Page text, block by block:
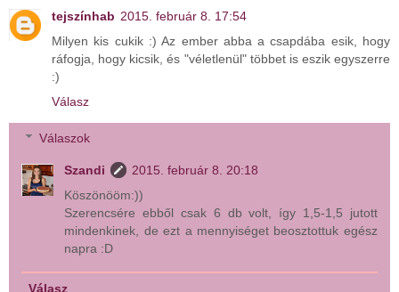
tejszínhab 2015. február 8. 17:54
Milyen kis cukik :) Az ember abba a csapdába esik, hogy
ráfogja, hogy kicsik, és "véletlenül" többet is eszik egyszerre
:)
Válasz
Válaszok
Szandi
2015. február 8. 20:18
Köszönööm:))
Szerencsére ebből csak 6 db volt, így 1,5-1,5 jutott
mindenkinek, de ezt a mennyiséget beosztottuk egész
napra :D
Válasz